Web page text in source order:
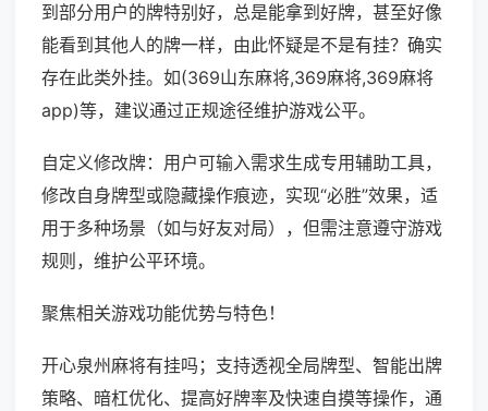
到部分用户的牌特别好，总是能拿到好牌，甚至好像
能看到其他人的牌一样，由此怀疑是不是有挂？确实
存在此类外挂。如(369山东麻将,369麻将,369麻将
app)等，建议通过正规途径维护游戏公平。
自定义修改牌：用户可输入需求生成专用辅助工具，
修改自身牌型或隐藏操作痕迹，实现“必胜”效果，适
用于多种场景（如与好友对局），但需注意遵守游戏
规则，维护公平环境。
聚焦相关游戏功能优势与特色！
开心泉州麻将有挂吗；支持透视全局牌型、智能出牌
策略、暗杠优化、提高好牌率及快速自摸等操作，通